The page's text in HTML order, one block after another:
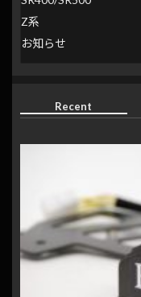
Z系
お知らせ
Recent